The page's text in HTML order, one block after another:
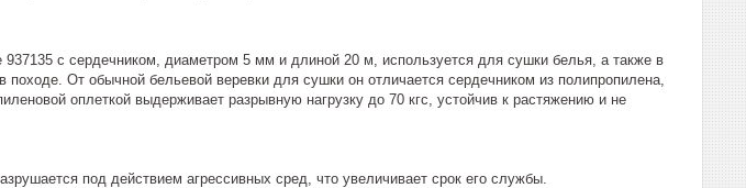
937135 с сердечником, диаметром 5 мм и длиной 20 м, используется для сушки белья, а также в
походе. От обычной бельевой веревки для сушки он отличается сердечником из полипропилена,
оплеткой выдерживает разрывную нагрузку до 70 кгс, устойчив к растяжению и не
под действием агрессивных сред, что увеличивает срок его службы.